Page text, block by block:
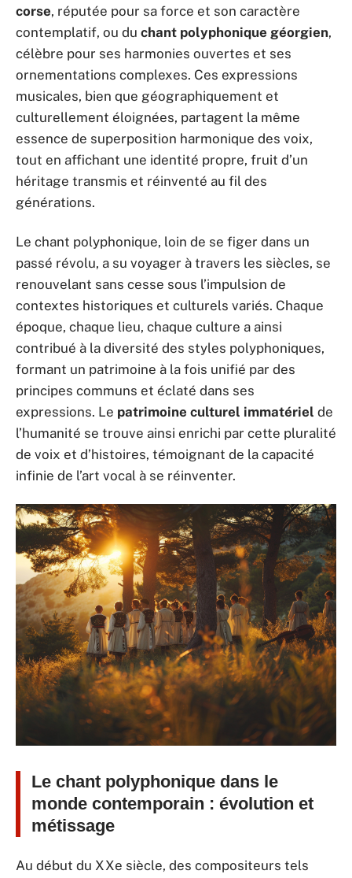
corse, réputée pour sa force et son caractère
contemplatif, ou du chant polyphonique géorgien,
célèbre pour ses harmonies ouvertes et ses
ornementations complexes. Ces expressions
musicales, bien que géographiquement et
culturellement éloignées, partagent la même
essence de superposition harmonique des voix,
tout en affichant une identité propre, fruit d’un
héritage transmis et réinventé au fil des
générations.
Le chant polyphonique, loin de se figer dans un
passé révolu, a su voyager à travers les siècles, se
renouvelant sans cesse sous l’impulsion de
contextes historiques et culturels variés. Chaque
époque, chaque lieu, chaque culture a ainsi
contribué à la diversité des styles polyphoniques,
formant un patrimoine à la fois unifié par des
principes communs et éclaté dans ses
expressions. Le patrimoine culturel immatériel de
l’humanité se trouve ainsi enrichi par cette pluralité
de voix et d’histoires, témoignant de la capacité
infinie de l’art vocal à se réinventer.
Le chant polyphonique dans le
monde contemporain : évolution et
métissage
Au début du XXe siècle, des compositeurs tels